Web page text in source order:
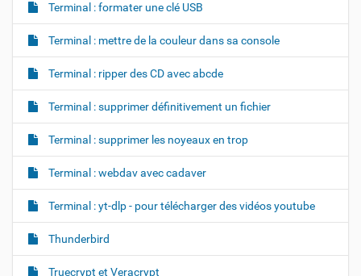
Terminal : formater une clé USB
Terminal : mettre de la couleur dans sa console
Terminal : ripper des CD avec abcde
Terminal : supprimer définitivement un fichier
Terminal : supprimer les noyeaux en trop
Terminal : webdav avec cadaver
Terminal : yt-dlp - pour télécharger des vidéos youtube
Thunderbird
Truecrypt et Veracrypt